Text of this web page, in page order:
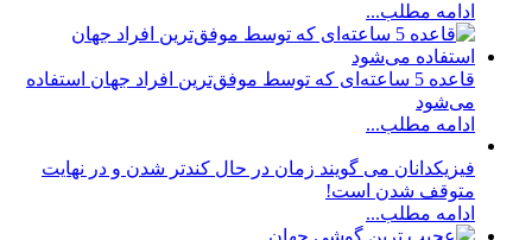
ادامه مطلب...
قاعده 5 ساعته‌ای که توسط موفق‌ترین افراد جهان استفاده
می‌شود
ادامه مطلب...
فیزیکدانان می گویند زمان در حال کندتر شدن و در نهایت
متوقف شدن است!
ادامه مطلب...